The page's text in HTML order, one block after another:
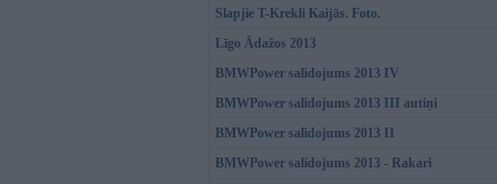
Slapjie T-Krekli Kaijās. Foto.
Līgo Ādažos 2013
BMWPower salidojums 2013 IV
BMWPower salidojums 2013 III autiņi
BMWPower salidojums 2013 II
BMWPower salidojums 2013 - Rakari